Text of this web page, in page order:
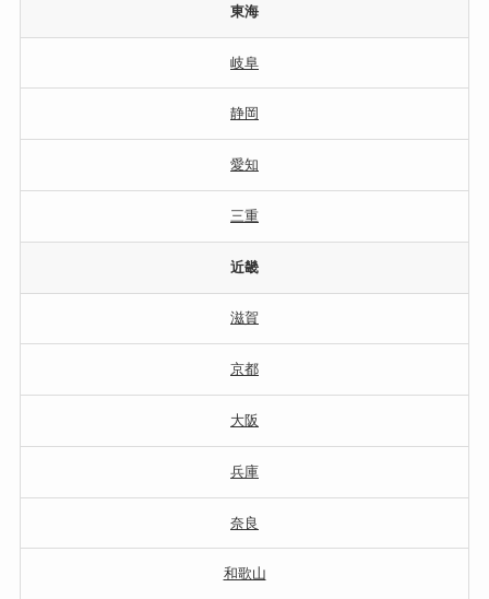
東海
岐阜
静岡
愛知
三重
近畿
滋賀
京都
大阪
兵庫
奈良
和歌山